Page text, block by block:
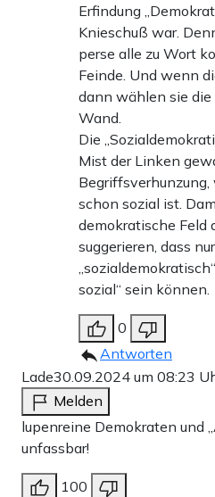
Erfindung
Knieschuß war.
perse alle zu Wort
Feinde. Und wenn
dann wählen sie
Wand.
Die
Mist der Linken
schon sozial ist.
demokratische Feld
suggerieren, dass
sozial“ sein können.
0
Antworten
Lade30.09.2024 um 08:23
Melden
lupenreine Demokraten und
unfassbar!
100